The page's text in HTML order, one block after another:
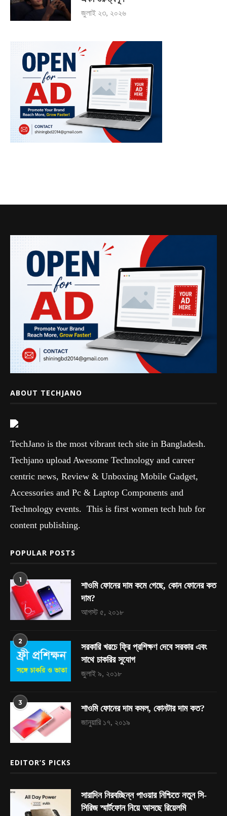
জুলাই ২৩, ২০২৬
ABOUT TECHJANO
TechJano is the most vibrant tech site in Bangladesh.
Techjano upload Awesome Technology and career
centric news, Review & Unboxing Mobile Gadget,
Accessories and Pc & Laptop Components and
Technology events. This is first women tech hub for
content publishing.
POPULAR POSTS
1
শাওমি ফোনের দাম কমে গেছে, কোন ফোনের কত
দাম?
আগস্ট ৫, ২০১৮
2
সরকারি খরচে ফ্রি প্রশিক্ষণ দেবে সরকার এবং
সাথে চাকরির সুযোগ
জুলাই ৯, ২০১৮
3
শাওমি ফোনের দাম কমল, কোনটার দাম কত?
জানুয়ারি ১৭, ২০১৯
EDITOR’S PICKS
সারাদিন নিরবচ্ছিন্ন পাওয়ার নিশ্চিতে নতুন সি-
সিরিজ স্মার্টফোন নিয়ে আসছে রিয়েলমি